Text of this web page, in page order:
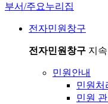
부서/주요누리집
전자민원창구
전자민원창구 지
민원안내
민원처
민원